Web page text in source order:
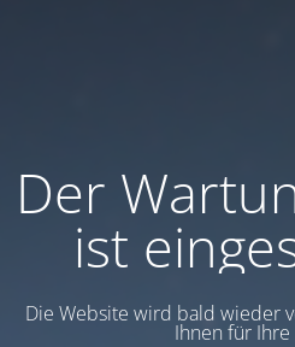
Der
ist
Die Website wird bald wieder
Ihnen für